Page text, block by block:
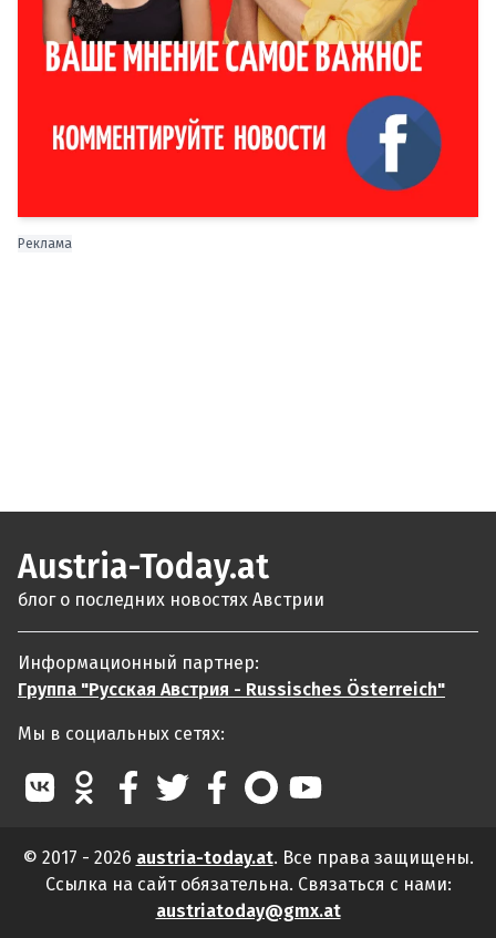
Реклама
Austria-Today.at
блог о последних новостях Австрии
Информационный партнер:
Группа "Русская Австрия - Russisches Österreich"
Мы в социальных сетях:
© 2017 - 2026 austria-today.at. Все права защищены.
Ссылка на сайт обязательна. Связаться с нами:
austriatoday@gmx.at